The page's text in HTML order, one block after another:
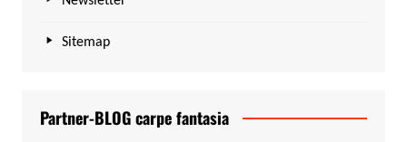
Sitemap
Partner-BLOG carpe fantasia